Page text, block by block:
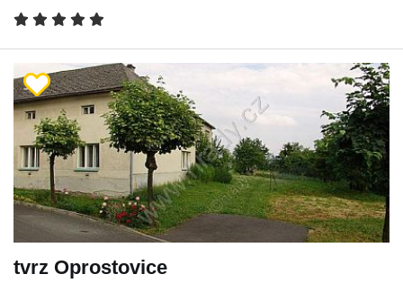
tvrz Oprostovice